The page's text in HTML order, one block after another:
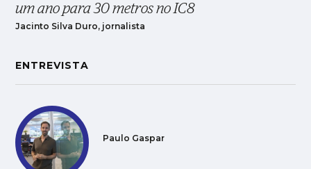
um ano para 30 metros no IC8
Jacinto Silva Duro, jornalista
ENTREVISTA
Paulo Gaspar